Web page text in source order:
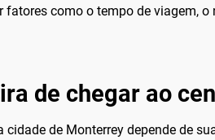
fatores como o tempo de viagem,
de chegar ao
de Monterrey depende de